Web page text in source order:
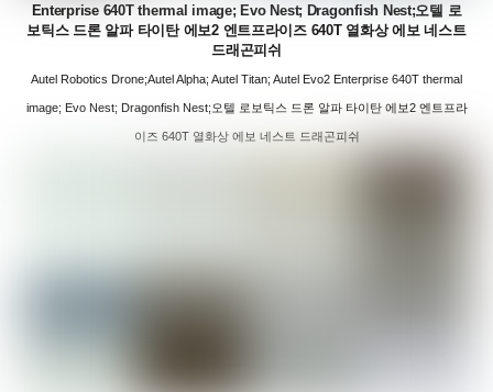
Enterprise 640T thermal image; Evo Nest; Dragonfish Nest;오텔 로
보틱스 드론 알파 타이탄 에보2 엔트프라이즈 640T 열화상 에보 네스트
드래곤피쉬
Autel Robotics Drone;Autel Alpha; Autel Titan; Autel Evo2 Enterprise 640T thermal
image; Evo Nest; Dragonfish Nest;오텔 로보틱스 드론 알파 타이탄 에보2 엔트프라
이즈 640T 열화상 에보 네스트 드래곤피쉬